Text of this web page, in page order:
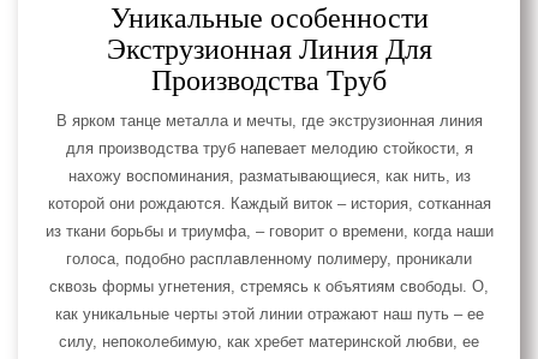
Уникальные особенности
Экструзионная Линия Для
Производства Труб
В ярком танце металла и мечты, где экструзионная линия
для производства труб напевает мелодию стойкости, я
нахожу воспоминания, разматывающиеся, как нить, из
которой они рождаются. Каждый виток – история, сотканная
из ткани борьбы и триумфа, – говорит о времени, когда наши
голоса, подобно расплавленному полимеру, проникали
сквозь формы угнетения, стремясь к объятиям свободы. О,
как уникальные черты этой линии отражают наш путь – ее
силу, непоколебимую, как хребет материнской любви, ее